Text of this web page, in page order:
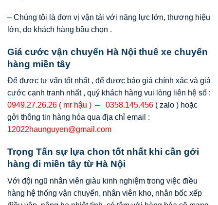
– Chúng tôi là đơn vị vận tải với năng lực lớn, thương hiệu
lớn, do khách hàng bầu chọn .
Giá cước vận chuyển Hà Nội thuê xe chuyển
hàng miền tây
Để được tư vấn tốt nhất , để được báo giá chính xác và giá
cước cạnh tranh nhất , quý khách hàng vui lòng liên hệ số :
0949.27.26.26 ( mr hậu ) – 0358.145.456 ( zalo ) hoặc
gởi thông tin hàng hóa qua địa chỉ email :
12022haunguyen@gmail.com
Trọng Tấn sự lựa chon tốt nhất khi cần gởi
hàng đi miền tây từ Hà Nội
Với đội ngũ nhân viên giàu kinh nghiệm trong việc điều
hàng hệ thống vận chuyển, nhân viên kho, nhân bốc xếp